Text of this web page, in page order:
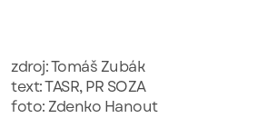
zdroj: Tomáš Zubák
text: TASR, PR SOZA
foto: Zdenko Hanout